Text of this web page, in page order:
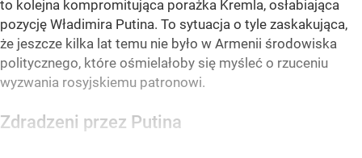
to kolejna kompromitująca porażka Kremla, osłabiająca
pozycję Władimira Putina. To sytuacja o tyle zaskakująca,
że jeszcze kilka lat temu nie było w Armenii środowiska
politycznego, które ośmielałoby się myśleć o rzuceniu
wyzwania rosyjskiemu patronowi.
Zdradzeni przez Putina